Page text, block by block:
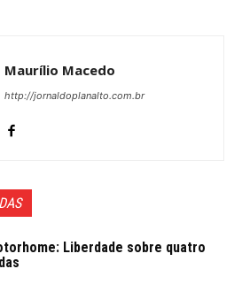
Maurílio Macedo
http://jornaldoplanalto.com.br
Liberdade sobre quatro